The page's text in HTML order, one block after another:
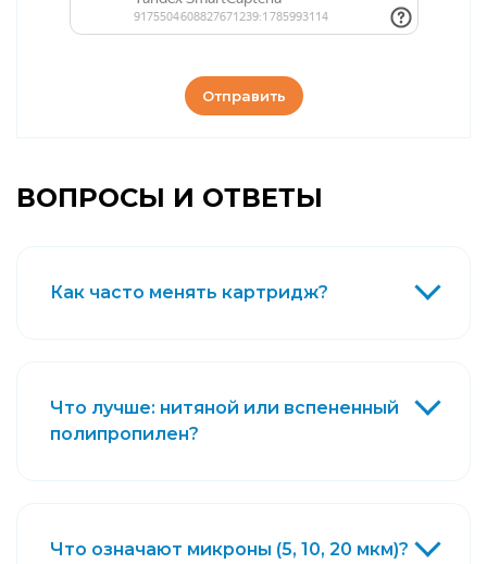
Отправить
ВОПРОСЫ И ОТВЕТЫ
Как часто менять картридж?
Что лучше: нитяной или вспененный
полипропилен?
Что означают микроны (5, 10, 20 мкм)?